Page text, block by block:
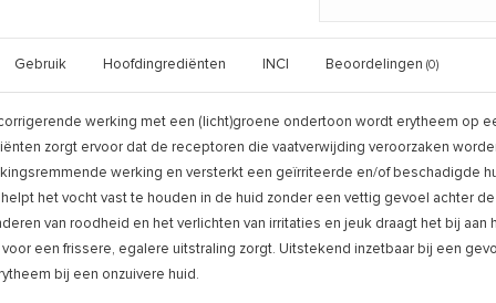
Gebruik Hoofdingrediënten INCI Beoordelingen (0)
werking met een (licht)groene ondertoon wordt erytheem op
zorgt ervoor dat de receptoren die vaatverwijding veroorzaken
werking en versterkt een geïrriteerde en/of beschadigde
het vocht vast te houden in de huid zonder een vettig gevoel achter
van roodheid en het verlichten van irritaties en jeuk draagt het bij
een frissere, egalere uitstraling zorgt. Uitstekend inzetbaar bij een
bij een onzuivere huid.